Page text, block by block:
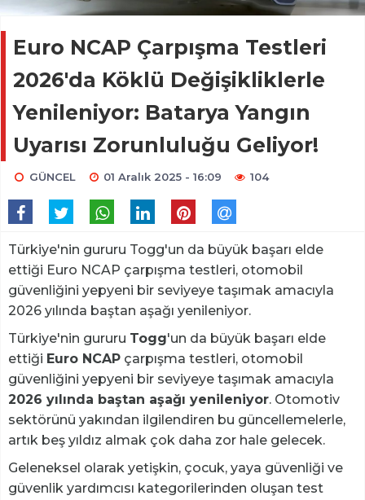
Euro NCAP Çarpışma Testleri
2026'da Köklü Değişikliklerle
Yenileniyor: Batarya Yangın
Uyarısı Zorunluluğu Geliyor!
GÜNCEL 01 Aralık 2025 - 16:09 104
Türkiye'nin gururu Togg'un da büyük başarı elde
ettiği Euro NCAP çarpışma testleri, otomobil
güvenliğini yepyeni bir seviyeye taşımak amacıyla
2026 yılında baştan aşağı yenileniyor.
Türkiye'nin gururu Togg'un da büyük başarı elde
ettiği Euro NCAP çarpışma testleri, otomobil
güvenliğini yepyeni bir seviyeye taşımak amacıyla
2026 yılında baştan aşağı yenileniyor. Otomotiv
sektörünü yakından ilgilendiren bu güncellemelerle,
artık beş yıldız almak çok daha zor hale gelecek.
Geleneksel olarak yetişkin, çocuk, yaya güvenliği ve
güvenlik yardımcısı kategorilerinden oluşan test